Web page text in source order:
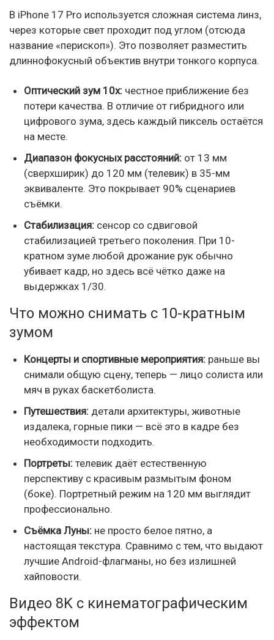
В iPhone 17 Pro используется сложная система линз,
через которые свет проходит под углом (отсюда
название «перископ»). Это позволяет разместить
длиннофокусный объектив внутри тонкого корпуса.
Оптический зум 10x: честное приближение без
потери качества. В отличие от гибридного или
цифрового зума, здесь каждый пиксель остаётся
на месте.
Диапазон фокусных расстояний: от 13 мм
(сверхширик) до 120 мм (телевик) в 35-мм
эквиваленте. Это покрывает 90% сценариев
съёмки.
Стабилизация: сенсор со сдвиговой
стабилизацией третьего поколения. При 10-
кратном зуме любой дрожание рук обычно
убивает кадр, но здесь всё чётко даже на
выдержках 1/30.
Что можно снимать с 10-кратным
зумом
Концерты и спортивные мероприятия: раньше вы
снимали общую сцену, теперь — лицо солиста или
мяч в руках баскетболиста.
Путешествия: детали архитектуры, животные
издалека, горные пики — всё это в кадре без
необходимости подходить.
Портреты: телевик даёт естественную
перспективу с красивым размытым фоном
(боке). Портретный режим на 120 мм выглядит
профессионально.
Съёмка Луны: не просто белое пятно, а
настоящая текстура. Сравнимо с тем, что выдают
лучшие Android-флагманы, но без излишней
хайповости.
Видео 8K с кинематографическим
эффектом